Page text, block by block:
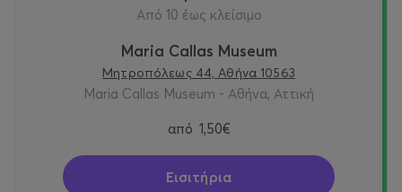
Από 10 έως κλείσιμο
Maria Callas Museum
Μητροπόλεως 44, Αθήνα 10563
Maria Callas Museum - Αθήνα, Αττική
από 1,50€
Εισιτήρια